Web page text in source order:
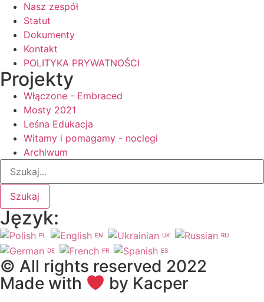
Nasz zespół
Statut
Dokumenty
Kontakt
POLITYKA PRYWATNOŚCI
Projekty
Włączone - Embraced
Mosty 2021
Leśna Edukacja
Witamy i pomagamy - noclegi
Archiwum
Szukaj
Język:
PL EN UK RU
DE FR ES
© All rights reserved 2022
Made with
by Kacper